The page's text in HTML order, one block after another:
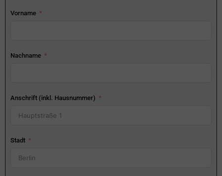
Vorname
Nachname
Anschrift (inkl. Hausnummer)
Stadt